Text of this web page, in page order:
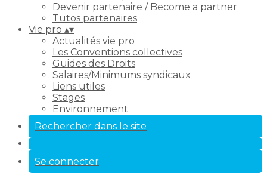
Devenir partenaire / Become a partner
Tutos partenaires
Vie pro ▴▾
Actualités vie pro
Les Conventions collectives
Guides des Droits
Salaires/Minimums syndicaux
Liens utiles
Stages
Environnement
Rechercher dans le site
Se connecter